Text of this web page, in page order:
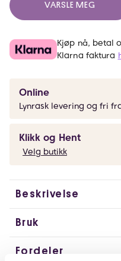
VARSLE MEG
Kjøp nå, betal
Klarna faktura
Online
Lynrask levering og fri
Klikk og Hent
Velg butikk
Beskrivelse
Bruk
Fordeler